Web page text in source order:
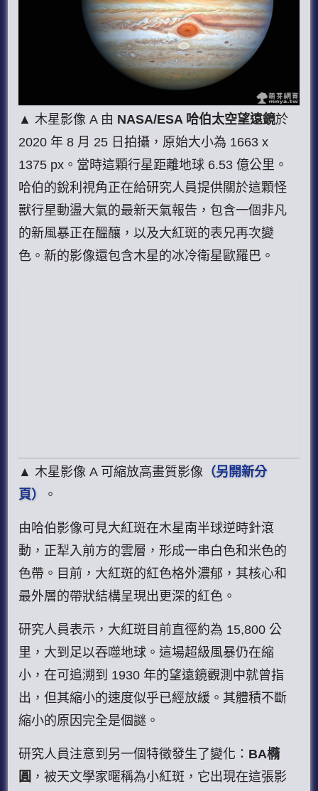
▲ 木星影像 A 由 NASA/ESA 哈伯太空望遠鏡於
2020 年 8 月 25 日拍攝，原始大小為 1663 x
1375 px。當時這顆行星距離地球 6.53 億公里。
哈伯的銳利視角正在給研究人員提供關於這顆怪
獸行星動盪大氣的最新天氣報告，包含一個非凡
的新風暴正在醞釀，以及大紅斑的表兄再次變
色。新的影像還包含木星的冰冷衛星歐羅巴。
▲ 木星影像 A 可縮放高畫質影像 （另開新分
頁）
。
由哈伯影像可見大紅斑在木星南半球逆時針滾
動，正犁入前方的雲層，形成一串白色和米色的
色帶。目前，大紅斑的紅色格外濃郁，其核心和
最外層的帶狀結構呈現出更深的紅色。
研究人員表示，大紅斑目前直徑約為 15,800 公
里，大到足以吞噬地球。這場超級風暴仍在縮
小，在可追溯到 1930 年的望遠鏡觀測中就曾指
出，但其縮小的速度似乎已經放緩。其體積不斷
縮小的原因完全是個謎。
研究人員注意到另一個特徵發生了變化： BA橢
圓 ，被天文學家暱稱為小紅斑，它出現在這張影